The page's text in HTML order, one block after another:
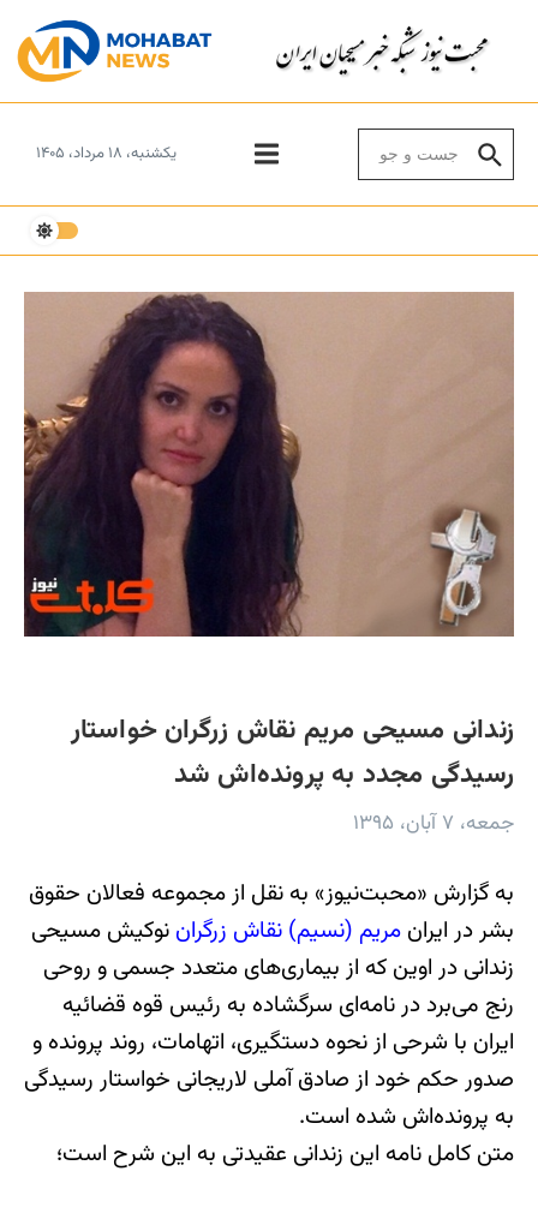
یکشنبه، ۱۸ مرداد، ۱۴۰۵
زندانی مسیحی مریم نقاش زرگران خواستار
رسیدگی مجدد به پرونده‌اش شد
جمعه، ۷ آبان، ۱۳۹۵
به گزارش «محبت‌نیوز» به نقل از مجموعه فعالان حقوق
بشر در ایران مریم (نسیم) نقاش زرگران نوکیش مسیحی
زندانی در اوین که از بیماری‌های متعدد جسمی و روحی
رنج می‌برد در نامه‌ای سرگشاده به رئیس قوه قضائیه
ایران با شرحی از نحوه دستگیری، اتهامات، روند پرونده و
صدور حکم خود از صادق آملی لاریجانی خواستار رسیدگی
به پرونده‌اش شده است.
متن کامل نامه این زندانی عقیدتی به این شرح است؛